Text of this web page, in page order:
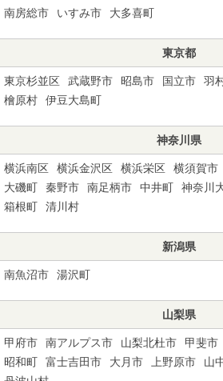
南房総市
いすみ市 大多喜町
東京都
東京杉並区 武蔵野市 昭島市 国立市 羽
檜原村
伊豆大島町
神奈川県
横浜南区 横浜金沢区 横浜栄区 横須賀市
大磯町
秦野市 南足柄市 中井町 神奈川
箱根町
清川村
新潟県
南魚沼市 湯沢町
山梨県
甲府市 南アルプス市 山梨北杜市 甲斐市
昭和町
富士吉田市 大月市 上野原市 山